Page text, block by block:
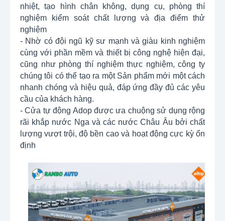
nhiệt, tạo hình chân không, dụng cụ, phòng thí
nghiệm kiểm soát chất lượng và địa điểm thử
nghiệm
- Nhờ có đội ngũ kỹ sư mạnh và giàu kinh nghiệm
cùng với phần mềm và thiết bị công nghệ hiện đại,
cũng như phòng thí nghiệm thực nghiệm, công ty
chúng tôi có thể tạo ra một Sản phẩm mới một cách
nhanh chóng và hiệu quả, đáp ứng đầy đủ các yêu
cầu của khách hàng.
- Cửa tự động Adop được ưa chuộng sử dụng rộng
rãi khắp nước Nga và các nước Châu Âu bởi chất
lượng vượt trội, độ bền cao và hoạt động cực kỳ ổn
định